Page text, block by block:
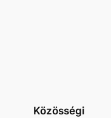
Közösségi